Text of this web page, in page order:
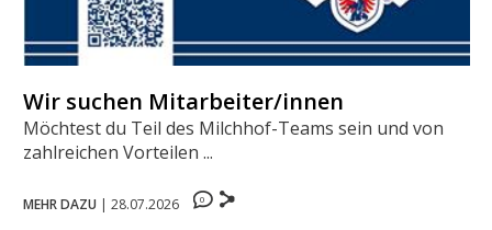
Wir suchen Mitarbeiter/innen
Möchtest du Teil des Milchhof-Teams sein und von
zahlreichen Vorteilen ...
MEHR DAZU | 28.07.2026 0